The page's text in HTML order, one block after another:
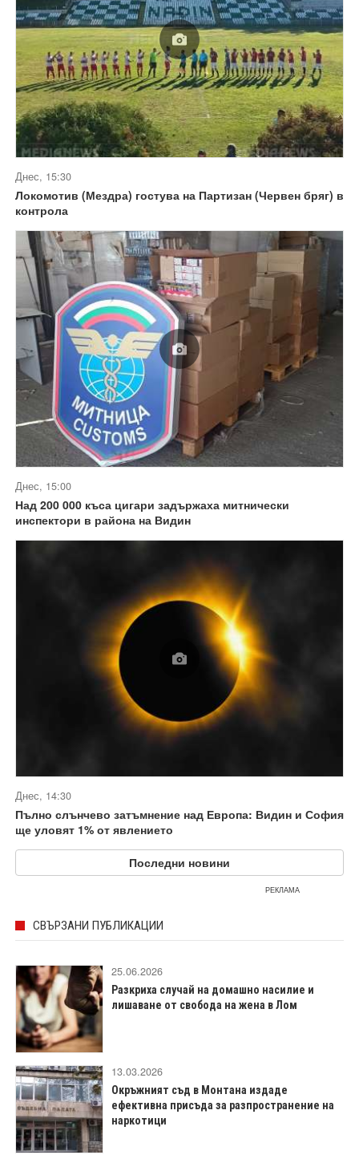
Днес, 15:30
Локомотив (Мездра) гостува на Партизан (Червен бряг) в
контрола
Днес, 15:00
Над 200 000 къса цигари задържаха митнически
инспектори в района на Видин
Днес, 14:30
Пълно слънчево затъмнение над Европа: Видин и София
ще уловят 1% от явлението
Последни новини
РЕКЛАМА
СВЪРЗАНИ ПУБЛИКАЦИИ
25.06.2026
Разкриха случай на домашно насилие и
лишаване от свобода на жена в Лом
13.03.2026
Окръжният съд в Монтана издаде
ефективна присъда за разпространение на
наркотици